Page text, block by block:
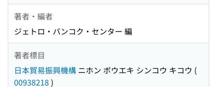
著者・編者
ジェトロ・バンコク・センター 編
著者標目
日本貿易振興機構 ニホン ボウエキ シンコウ キコウ (
00938218 )